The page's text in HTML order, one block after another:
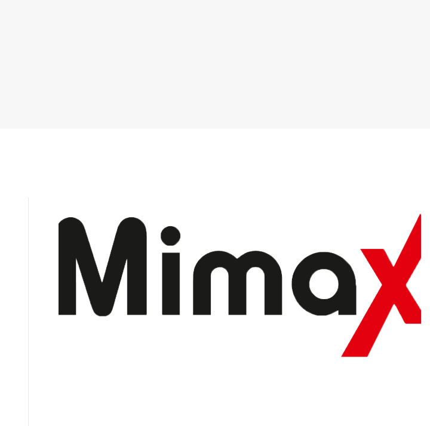
Mimax Bilgisayar
Kültür Mahallesi, Mezopotamya Cadde, Mala Gule APT.NO:70B Merkez/Batman